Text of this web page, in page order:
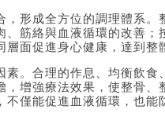
形成全方位的調理體系。
筋絡與血液循環的改善；
面促進身心健康，達到整
。合理的作息、均衡飲食
增強療法效果，使整骨、
僅能促進血液循環，也能